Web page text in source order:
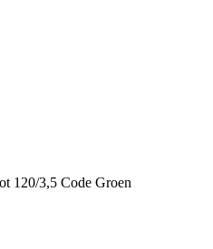
120/3,5 Code Groen